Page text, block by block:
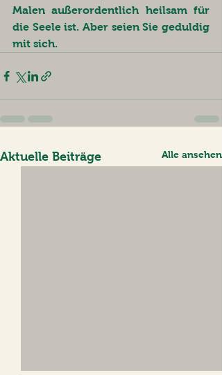
Malen außerordentlich heilsam für
die Seele ist. Aber seien Sie geduldig
mit sich.
Aktuelle Beiträge Alle ansehen